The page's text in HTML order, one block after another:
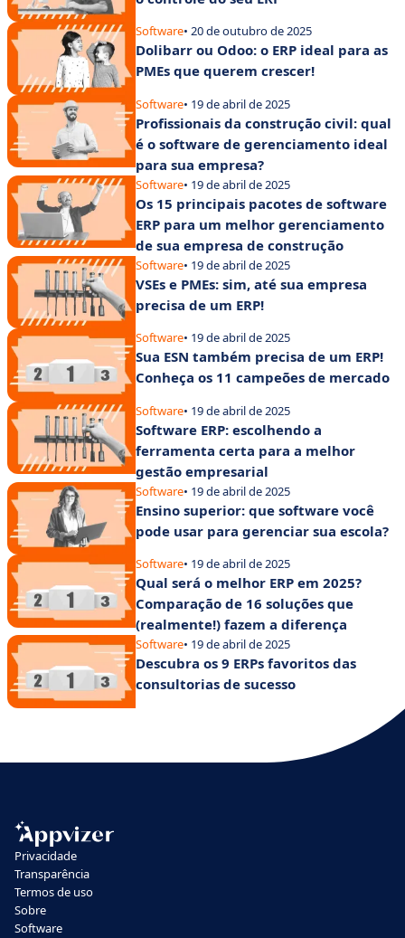
Software• 20 de outubro de 2025
Dolibarr ou Odoo: o ERP ideal para as
PMEs que querem crescer!
Software• 19 de abril de 2025
Profissionais da construção civil: qual
é o software de gerenciamento ideal
para sua empresa?
Software• 19 de abril de 2025
Os 15 principais pacotes de software
ERP para um melhor gerenciamento
de sua empresa de construção
Software• 19 de abril de 2025
VSEs e PMEs: sim, até sua empresa
precisa de um ERP!
Software• 19 de abril de 2025
Sua ESN também precisa de um ERP!
Conheça os 11 campeões de mercado
Software• 19 de abril de 2025
Software ERP: escolhendo a
ferramenta certa para a melhor
gestão empresarial
Software• 19 de abril de 2025
Ensino superior: que software você
pode usar para gerenciar sua escola?
Software• 19 de abril de 2025
Qual será o melhor ERP em 2025?
Comparação de 16 soluções que
(realmente!) fazem a diferença
Software• 19 de abril de 2025
Descubra os 9 ERPs favoritos das
consultorias de sucesso
Privacidade
Transparência
Termos de uso
Sobre
Software